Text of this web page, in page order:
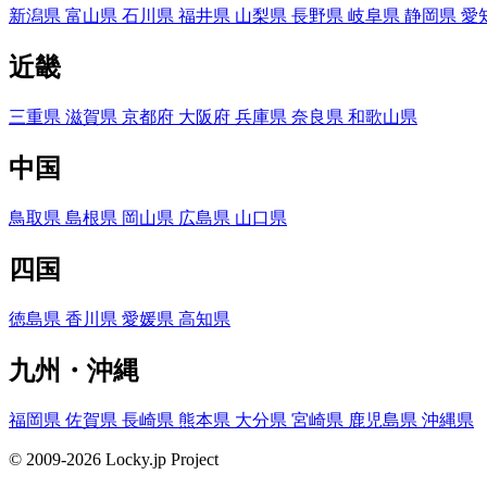
新潟県 富山県 石川県 福井県 山梨県 長野県 岐阜県 静岡県 愛
近畿
三重県 滋賀県 京都府 大阪府 兵庫県 奈良県 和歌山県
中国
鳥取県 島根県 岡山県 広島県 山口県
四国
徳島県 香川県 愛媛県 高知県
九州・沖縄
福岡県 佐賀県 長崎県 熊本県 大分県 宮崎県 鹿児島県 沖縄県
© 2009-2026 Locky.jp Project